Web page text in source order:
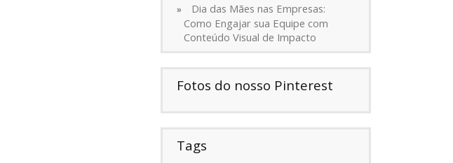
Dia das Mães nas Empresas:
Como Engajar sua Equipe com
Conteúdo Visual de Impacto
Fotos do nosso Pinterest
Tags